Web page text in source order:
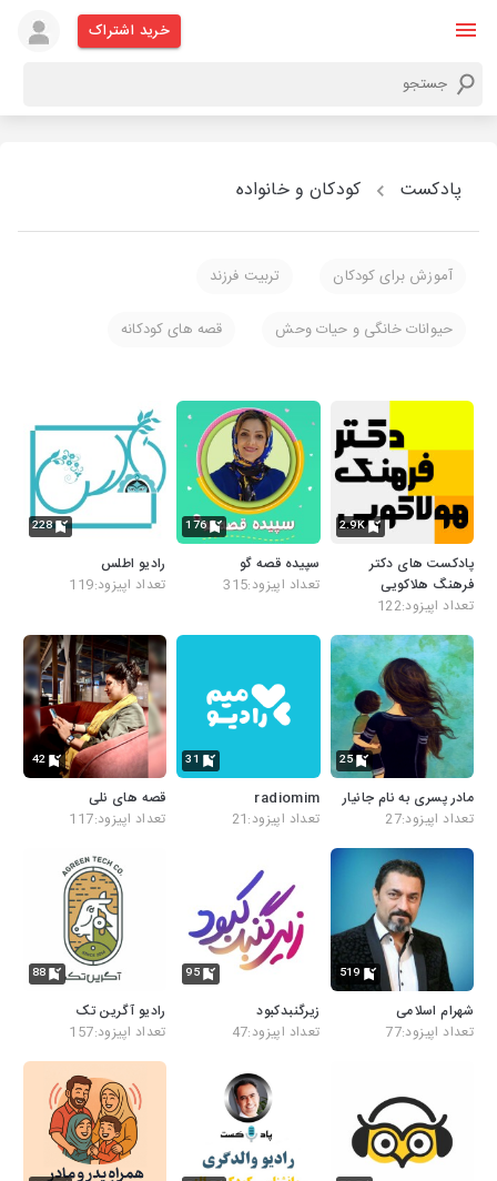
خرید اشتراک
پادکست کودکان و خانواده
آموزش برای کودکان تربیت فرزند
حیوانات خانگی و حیات وحش قصه های کودکانه
2.9K
پادکست های دکتر
فرهنگ هلاکویی
تعداد اپیزود:122
176
سپیده قصه گو
تعداد اپیزود:315
228
رادیو اطلس
تعداد اپیزود:119
25
مادر پسری به نام جانیار
تعداد اپیزود:27
31
radiomim
تعداد اپیزود:21
42
قصه های نلی
تعداد اپیزود:117
519
شهرام اسلامی
تعداد اپیزود:77
95
زیرگنبدکبود
تعداد اپیزود:47
88
رادیو آگرین تک
تعداد اپیزود:157